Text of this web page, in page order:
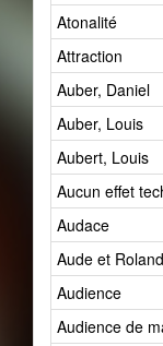
Atonalité
Attraction
Auber, Daniel
Auber, Louis
Aubert, Louis
Aucun effet
Audace
Aude et
Audience
Audience de